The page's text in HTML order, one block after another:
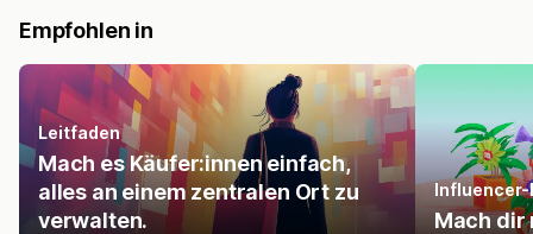
Empfohlen in
Leitfaden
Mach es Käufer:innen einfach,
alles an einem zentralen Ort zu
verwalten.
Mach dir